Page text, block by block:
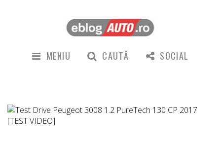
MENIU CAUTĂ SOCIAL